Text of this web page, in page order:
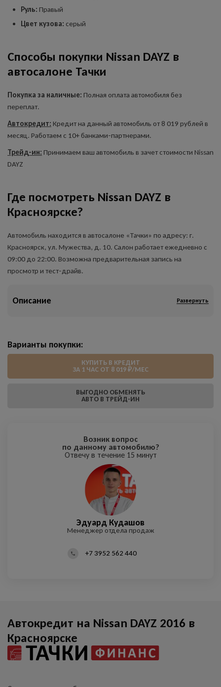
Руль: Правый
Цвет кузова: серый
Способы покупки Nissan DAYZ в
автосалоне Тачки
Покупка за наличные: Полная оплата автомобиля без
переплат.
Автокредит: Кредит на данный автомобиль от 8 019 рублей в
месяц. Работаем с 10+ банками-партнерами.
Трейд-ин: Принимаем ваш автомобиль в зачет стоимости Nissan
DAYZ
Где посмотреть Nissan DAYZ в
Красноярске?
Автомобиль находится в автосалоне «Тачки» по адресу: г.
Красноярск, ул. Мужества, д. 10. Салон работает ежедневно с
09:00 до 22:00. Возможна предварительная запись на
просмотр и тест-драйв.
Описание Развернуть
Возник вопрос
по данному автомобилю?
Отвечу в течение 15 минут
Полина Цветкова
Администратор
Алексей Чигринский
Руководитель отдела продаж
Андрей Сапачев
Менеджер отдела продаж
Эдуард Кудашов
Менеджер отдела продаж
+7 3952 562 440
Варианты покупки:
КУПИТЬ В КРЕДИТ
ЗА 1 ЧАС ОТ 8 019 ₽/МЕС
ВЫГОДНО ОБМЕНЯТЬ
АВТО В ТРЕЙД-ИН
Автокредит на Nissan DAYZ 2016 в
Красноярске
Оставить заявку
на продажу автомобиля